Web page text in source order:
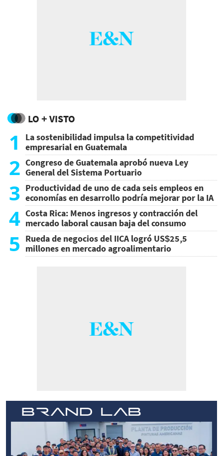
LO + VISTO
1
La sostenibilidad impulsa la competitividad
empresarial en Guatemala
2 Congreso de Guatemala aprobó nueva Ley
General del Sistema Portuario
3 Productividad de uno de cada seis empleos en
economías en desarrollo podría mejorar por la IA
4 Costa Rica: Menos ingresos y contracción del
mercado laboral causan baja del consumo
5 Rueda de negocios del IICA logró US$25,5
millones en mercado agroalimentario